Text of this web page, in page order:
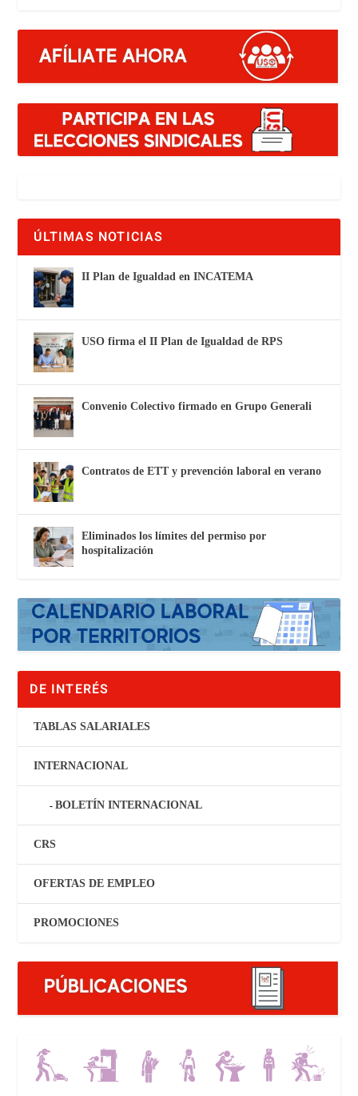
ÚLTIMAS NOTICIAS
II Plan de Igualdad en INCATEMA
USO firma el II Plan de Igualdad de RPS
Convenio Colectivo firmado en Grupo Generali
Contratos de ETT y prevención laboral en verano
Eliminados los límites del permiso por
hospitalización
DE INTERÉS
TABLAS SALARIALES
INTERNACIONAL
BOLETÍN INTERNACIONAL
CRS
OFERTAS DE EMPLEO
PROMOCIONES